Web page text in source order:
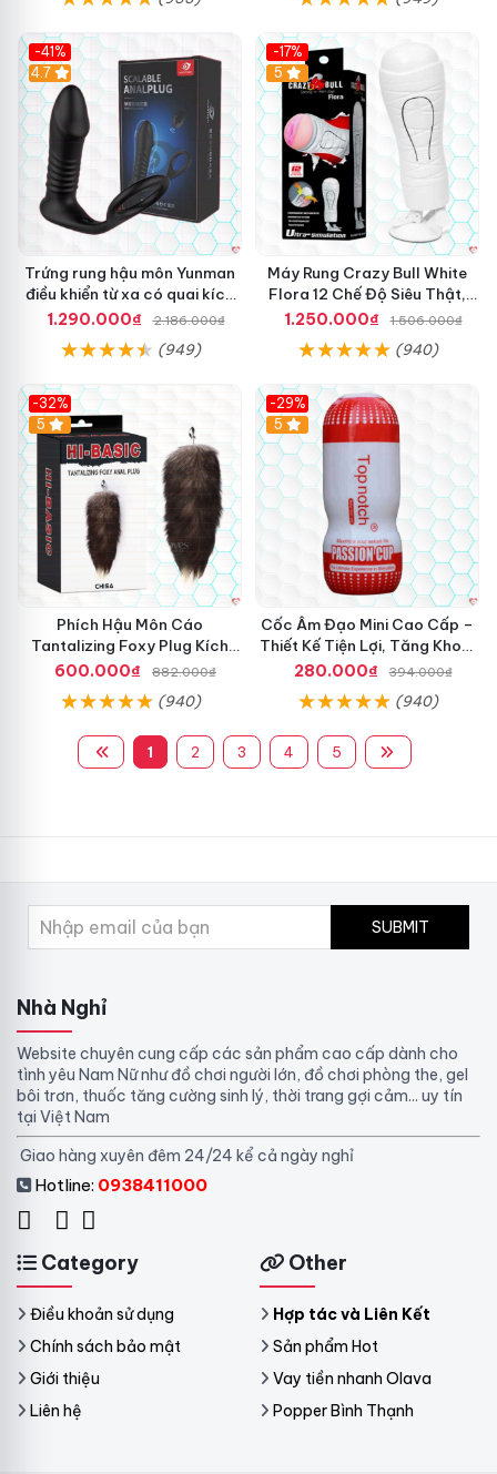
-41%
Hot
4.7
Trứng rung hậu môn Yunman
điều khiển từ xa có quai kích
thích
1.290.000₫ 2.186.000₫
(949)
-17%
5
Máy Rung Crazy Bull White
Flora 12 Chế Độ Siêu Thật,
Kích Thích
1.250.000₫ 1.506.000₫
(940)
-32%
Hot
5
Phích Hậu Môn Cáo
Tantalizing Foxy Plug Kích
Thích Siêu Phê
600.000₫ 882.000₫
(940)
-29%
5
Cốc Âm Đạo Mini Cao Cấp –
Thiết Kế Tiện Lợi, Tăng Khoái
Cảm
280.000₫ 394.000₫
(940)
1 2 3 4 5
SUBMIT
Nhà Nghỉ
Website chuyên cung cấp các sản phẩm cao cấp dành cho
tình yêu Nam Nữ như đồ chơi người lớn, đồ chơi phòng the, gel
bôi trơn, thuốc tăng cường sinh lý, thời trang gợi cảm... uy tín
tại Việt Nam
Giao hàng xuyên đêm 24/24 kể cả ngày nghỉ
Hotline: 0938411000
Category
Điều khoản sử dụng
Chính sách bảo mật
Giới thiệu
Liên hệ
Other
Hợp tác và Liên Kết
Sản phẩm Hot
Vay tiền nhanh Olava
Popper Bình Thạnh